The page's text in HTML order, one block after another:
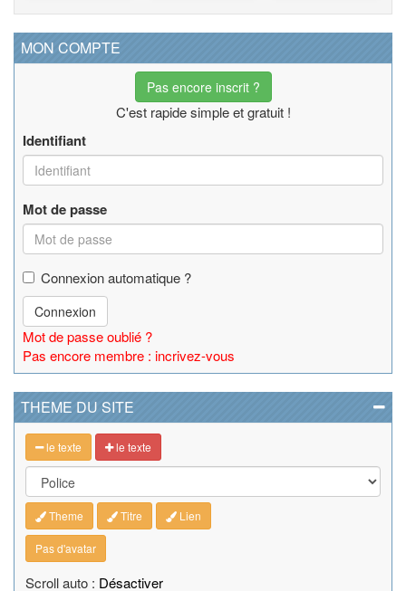
MON COMPTE
Pas encore inscrit ?
C'est rapide simple et gratuit !
Identifiant
Mot de passe
Connexion automatique ?
Connexion
Mot de passe oublié ?
Pas encore membre : incrivez-vous
THEME DU SITE
le texte le texte
Theme Titre Lien
Pas d'avatar
Scroll auto : Désactiver